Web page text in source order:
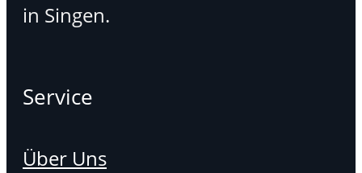
in Singen.
Service
Über Uns